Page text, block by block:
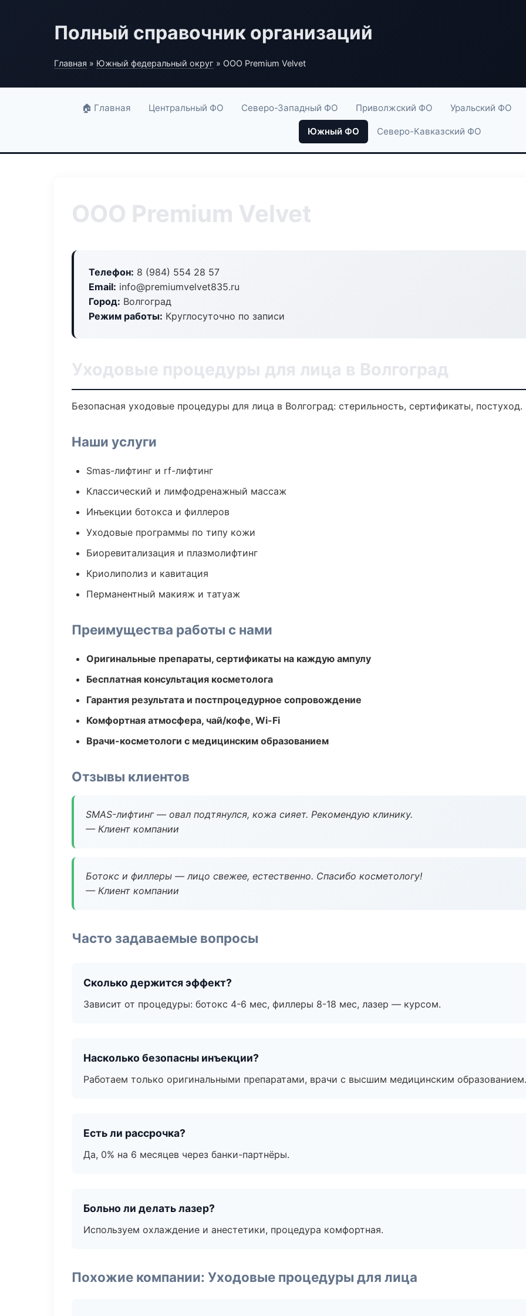
Полный справочник организаций
Главная » Южный федеральный округ » ООО Premium Velvet
🏠 Главная Центральный ФО Северо-Западный ФО Приволжский ФО Уральский ФО
Южный ФО Северо-Кавказский ФО
ООО Premium Velvet
Телефон: 8 (984) 554 28 57
Email: info@premiumvelvet835.ru
Город: Волгоград
Режим работы: Круглосуточно по записи
Уходовые процедуры для лица в Волгоград
Безопасная уходовые процедуры для лица в Волгоград: стерильность, сертификаты,
Наши услуги
Smas-лифтинг и rf-лифтинг
Классический и лимфодренажный массаж
Инъекции ботокса и филлеров
Уходовые программы по типу кожи
Биоревитализация и плазмолифтинг
Криолиполиз и кавитация
Перманентный макияж и татуаж
Преимущества работы с нами
Оригинальные препараты, сертификаты на каждую ампулу
Бесплатная консультация косметолога
Гарантия результата и постпроцедурное сопровождение
Комфортная атмосфера, чай/кофе, Wi-Fi
Врачи-косметологи с медицинским образованием
Отзывы клиентов
SMAS-лифтинг — овал подтянулся, кожа сияет. Рекомендую клинику.
— Клиент компании
Ботокс и филлеры — лицо свежее, естественно. Спасибо косметологу!
— Клиент компании
Часто задаваемые вопросы
Сколько держится эффект?
Зависит от процедуры: ботокс 4-6 мес, филлеры 8-18 мес, лазер — курсом.
Насколько безопасны инъекции?
Работаем только оригинальными препаратами, врачи с высшим медицинским образованием.
Есть ли рассрочка?
Да, 0% на 6 месяцев через банки-партнёры.
Больно ли делать лазер?
Используем охлаждение и анестетики, процедура комфортная.
Похожие компании: Уходовые процедуры для лица